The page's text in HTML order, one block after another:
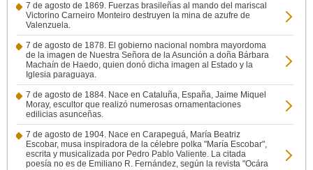
7 de agosto de 1869. Fuerzas brasileñas al mando del mariscal
Victorino Carneiro Monteiro destruyen la mina de azufre de
Valenzuela.
7 de agosto de 1878. El gobierno nacional nombra mayordoma
de la imagen de Nuestra Señora de la Asunción a doña Bárbara
Machaín de Haedo, quien donó dicha imagen al Estado y la
Iglesia paraguaya.
7 de agosto de 1884. Nace en Cataluña, España, Jaime Miquel
Moray, escultor que realizó numerosas ornamentaciones
edilicias asunceñas.
7 de agosto de 1904. Nace en Carapeguá, María Beatriz
Escobar, musa inspiradora de la célebre polka "María Escobar",
escrita y musicalizada por Pedro Pablo Valiente. La citada
poesía no es de Emiliano R. Fernández, según la revista "Ocára